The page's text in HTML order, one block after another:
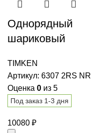
Однорядный
шариковый
2RS NR TIMKEN
TIMKEN
Артикул: 6307 2RS NR
Оценка 0 из 5
Под заказ 1-3 дня
10080 ₽